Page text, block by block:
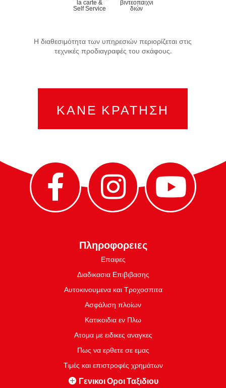
la carte &
Self Service
βιντεοπαιχνι
διών
Η διαθεσιμότητα των υπηρεσιών περιορίζεται στις
τεχνικές προδιαγραφές του σκάφους.
ΚΑΝΕ ΚΡΑΤΗΣΗ
Πληροφορειες
Επαφες
Διαδικασια Επιβιβασης
Αυτοκινουμενα και Τροχοσπιτα
Ασφάλιση πλοίων
Κατικοιδια εν Πλω
Ατομα με ειδικες αναγκες
Πως να ερθετε σε εμας
Τιμές και επιστροφές χρημάτων
Γενικοι Οροι Ταξιδιου